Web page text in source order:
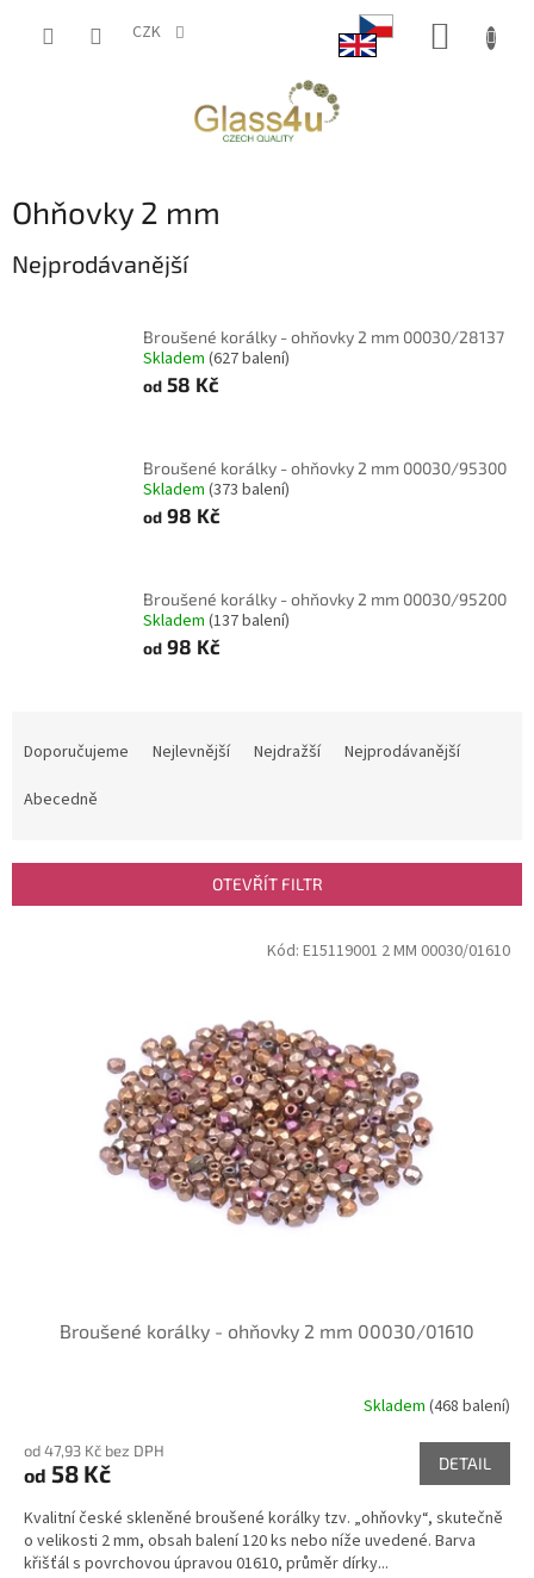
CZK
Ohňovky 2 mm
Nejprodávanější
Broušené korálky - ohňovky 2 mm 00030/28137
Skladem (627 balení)
od 58 Kč
Broušené korálky - ohňovky 2 mm 00030/95300
Skladem (373 balení)
od 98 Kč
Broušené korálky - ohňovky 2 mm 00030/95200
Skladem (137 balení)
od 98 Kč
r
Doporučujeme Nejlevnější Nejdražší
Nejprodávanější
Abecedně
OTEVŘÍT FILTR
Broušené korálky - ohňovky 2 mm 00030/01610
Skladem (468 balení)
od 47,93 Kč bez DPH
od 58 Kč DETAIL
Kvalitní české skleněné broušené korálky tzv. „ohňovky“, skutečně
o velikosti 2 mm, obsah balení 120 ks nebo níže uvedené. Barva
křišťál s povrchovou úpravou 01610, průměr dírky...
Kód: E15119001 2 MM 00030/01610